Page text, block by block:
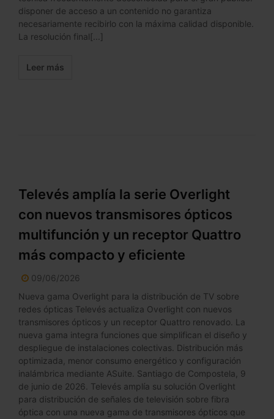
disponer de acceso a un contenido no garantiza
necesariamente recibirlo con la máxima calidad disponible.
La resolución final[...]
Leer más
Televés amplía la serie Overlight
con nuevos transmisores ópticos
multifunción y un receptor Quattro
más compacto y eficiente
09/06/2026
Nueva gama Overlight para la distribución de TV sobre
redes ópticas Televés actualiza Overlight con nuevos
transmisores ópticos y un receptor Quattro renovado. La
nueva gama integra funciones que simplifican el diseño y
despliegue de instalaciones colectivas. Distribución más
optimizada, menor consumo energético y configuración
inalámbrica mediante ASuite. Santiago de Compostela, 9
de junio de 2026. Televés amplía su solución Overlight
para distribución de señales de televisión sobre fibra
óptica con una nueva gama de transmisores ópticos que